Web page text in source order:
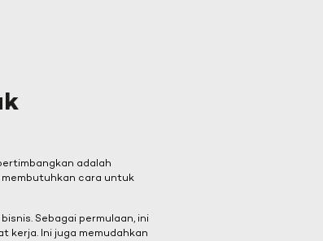
adalah
cara untuk
Sebagai permulaan, ini
kerja. Ini juga memudahkan